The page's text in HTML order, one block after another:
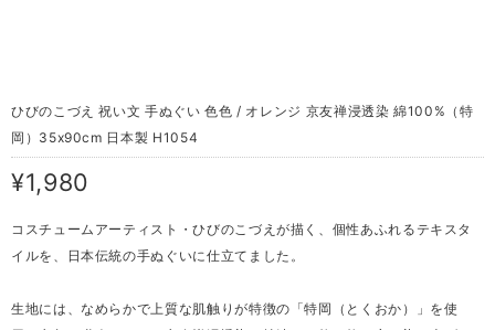
ひびのこづえ 祝い文 手ぬぐい 色色 / オレンジ 京友禅浸透染 綿100%（特
岡）35x90cm 日本製 H1054
¥1,980
コスチュームアーティスト・ひびのこづえが描く、個性あふれるテキスタ
イルを、日本伝統の手ぬぐいに仕立てました。
生地には、なめらかで上質な肌触りが特徴の「特岡（とくおか）」を使